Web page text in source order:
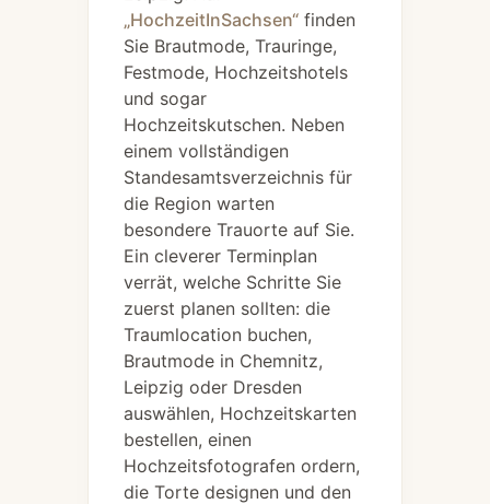
„HochzeitInSachsen“ finden
Sie Brautmode, Trauringe,
Festmode, Hochzeitshotels
und sogar
Hochzeitskutschen. Neben
einem vollständigen
Standesamtsverzeichnis für
die Region warten
besondere Trauorte auf Sie.
Ein cleverer Terminplan
verrät, welche Schritte Sie
zuerst planen sollten: die
Traumlocation buchen,
Brautmode in Chemnitz,
Leipzig oder Dresden
auswählen, Hochzeitskarten
bestellen, einen
Hochzeitsfotografen ordern,
die Torte designen und den